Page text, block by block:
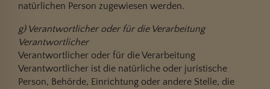
natürlichen Person zugewiesen werden.
g) Verantwortlicher oder für die Verarbeitung
Verantwortlicher
Verantwortlicher oder für die Verarbeitung
Verantwortlicher ist die natürliche oder juristische
Person, Behörde, Einrichtung oder andere Stelle, die